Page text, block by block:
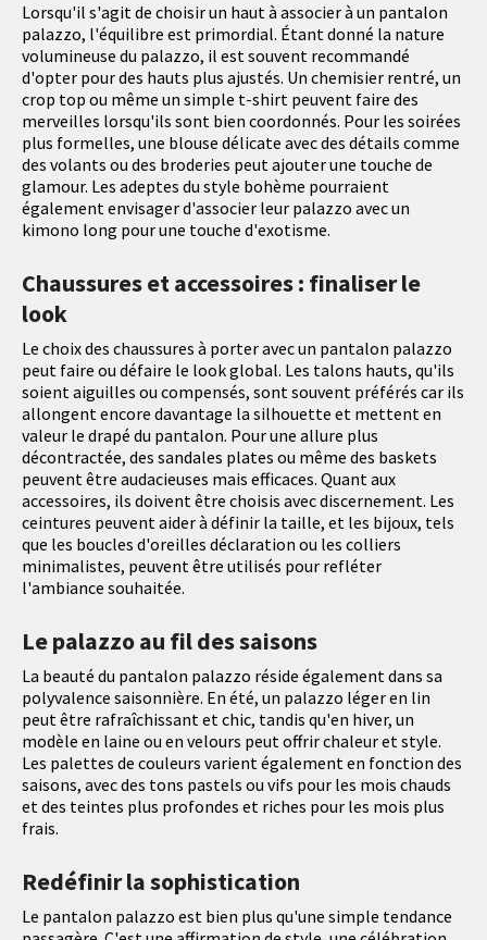
Lorsqu'il s'agit de choisir un haut à associer à un pantalon
palazzo, l'équilibre est primordial. Étant donné la nature
volumineuse du palazzo, il est souvent recommandé
d'opter pour des hauts plus ajustés. Un chemisier rentré, un
crop top ou même un simple t-shirt peuvent faire des
merveilles lorsqu'ils sont bien coordonnés. Pour les soirées
plus formelles, une blouse délicate avec des détails comme
des volants ou des broderies peut ajouter une touche de
glamour. Les adeptes du style bohème pourraient
également envisager d'associer leur palazzo avec un
kimono long pour une touche d'exotisme.
Chaussures et accessoires : finaliser le
look
Le choix des chaussures à porter avec un pantalon palazzo
peut faire ou défaire le look global. Les talons hauts, qu'ils
soient aiguilles ou compensés, sont souvent préférés car ils
allongent encore davantage la silhouette et mettent en
valeur le drapé du pantalon. Pour une allure plus
décontractée, des sandales plates ou même des baskets
peuvent être audacieuses mais efficaces. Quant aux
accessoires, ils doivent être choisis avec discernement. Les
ceintures peuvent aider à définir la taille, et les bijoux, tels
que les boucles d'oreilles déclaration ou les colliers
minimalistes, peuvent être utilisés pour refléter
l'ambiance souhaitée.
Le palazzo au fil des saisons
La beauté du pantalon palazzo réside également dans sa
polyvalence saisonnière. En été, un palazzo léger en lin
peut être rafraîchissant et chic, tandis qu'en hiver, un
modèle en laine ou en velours peut offrir chaleur et style.
Les palettes de couleurs varient également en fonction des
saisons, avec des tons pastels ou vifs pour les mois chauds
et des teintes plus profondes et riches pour les mois plus
frais.
Redéfinir la sophistication
Le pantalon palazzo est bien plus qu'une simple tendance